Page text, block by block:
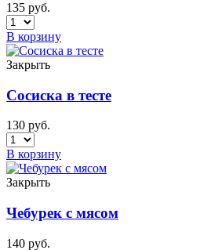
135 руб.
В корзину
Закрыть
Сосиска в тесте
130 руб.
В корзину
Закрыть
Чебурек с мясом
140 руб.